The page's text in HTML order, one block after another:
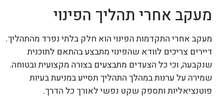
מעקב אחרי תהליך הפינוי
מעקב אחרי התקדמות הפינוי הוא חלק בלתי נפרד מהתהליך.
דיירים צריכים לוודא שהפינוי מתבצע בהתאם לתוכנית
שנקבעה, וכי כל הצעדים מתבצעים בצורה מקצועית ובטוחה.
שמירה על ערנות במהלך התהליך תסייע במניעת בעיות
פוטנציאליות ותספק שקט נפשי לאורך כל הדרך.